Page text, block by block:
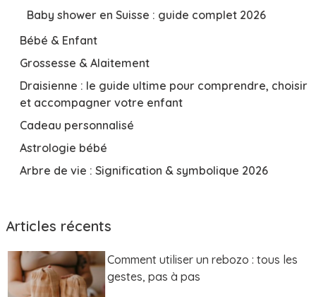
Baby shower en Suisse : guide complet 2026
Bébé & Enfant
Grossesse & Alaitement
Draisienne : le guide ultime pour comprendre, choisir
et accompagner votre enfant
Cadeau personnalisé
Astrologie bébé
Arbre de vie : Signification & symbolique 2026
Articles récents
Comment utiliser un rebozo : tous les
gestes, pas à pas